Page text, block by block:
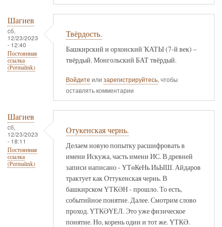
Шагиев
сб,
12/23/2023
- 12:40
Постоянная
ссылка
(Permalink)
Твёрдость.
Башкирский и орхонский ҠАТЫ (7-й век) –
твёрдый. Монгольский БАТ твёрдый.
Войдите или зарегистрируйтесь, чтобы
оставлять комментарии
Шагиев
сб,
12/23/2023
- 18:11
Постоянная
ссылка
(Permalink)
Отукенская чернь.
Делаем новую попытку расшифровать в
имени Искужа, часть имени ИС. В древней
записи написано - ҮТөКеНь ИьЫШ. Айдаров
трактует как Оттукенская чернь. В
башкирском ҮТКӘН - прошло. То есть,
событийное понятие. Далее. Смотрим слово
проход. ҮТКӘҮЕЛ. Это уже физическое
понятие. Но, корень один и тот же. ҮТКӘ.